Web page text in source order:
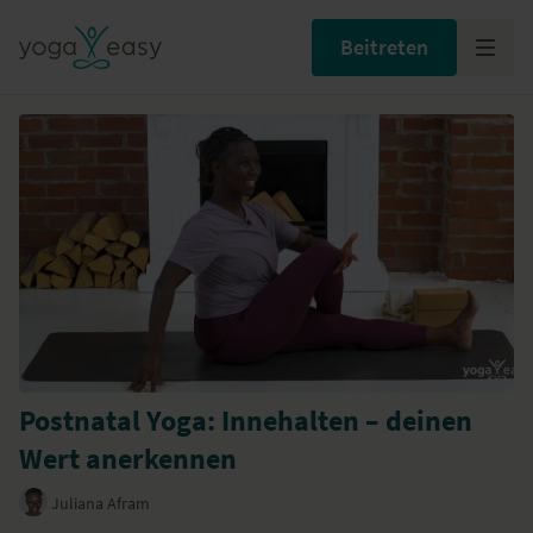
Beitreten
Postnatal Yoga: Innehalten – deinen
Wert anerkennen
Juliana Afram